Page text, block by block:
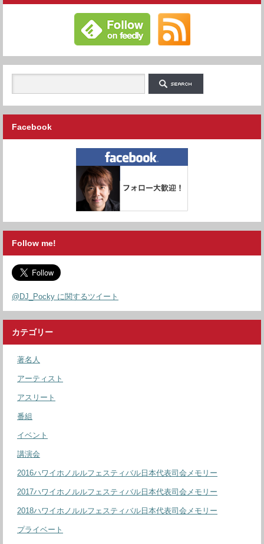
Facebook
Follow me!
@DJ_Pocky に関するツイート
カテゴリー
著名人
アーティスト
アスリート
番組
イベント
講演会
2016ハワイホノルルフェスティバル日本代表司会メモリー
2017ハワイホノルルフェスティバル日本代表司会メモリー
2018ハワイホノルルフェスティバル日本代表司会メモリー
プライベート